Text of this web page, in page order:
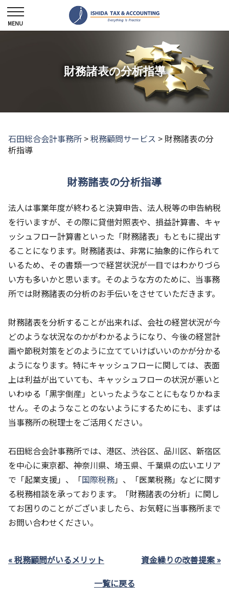
財務諸表の分析指導
石田総合会計事務所 >税務顧問サービス >財務諸表の分
析指導
財務諸表の分析指導
法人は事業年度が終わると決算申告、法人税等の申告納税
を行いますが、その際に貸借対照表や、損益計算書、キャ
ッシュフロー計算書といった「財務諸表」もともに提出す
ることになります。財務諸表は、非常に抽象的に作られて
いるため、その書類一つで経営状況が一目ではわかりづら
い方も多いかと思います。そのような方のために、当事務
所では財務諸表の分析のお手伝いをさせていただきます。
財務諸表を分析することが出来れば、会社の経営状況が今
どのような状況なのかがわかるようになり、今後の経営計
画や節税対策をどのように立てていけばいいのかが分かる
ようになります。特にキャッシュフローに関しては、表面
上は利益が出ていても、キャッシュフローの状況が悪いと
いわゆる「黒字倒産」といったようなことにもなりかねま
せん。そのようなことのないようにするためにも、まずは
当事務所の税理士をご活用ください。
石田総合会計事務所では、港区、渋谷区、品川区、新宿区
を中心に東京都、神奈川県、埼玉県、千葉県の広いエリア
で「起業支援」、「国際税務」、「医業税務」などに関す
る税務相談を承っております。「財務諸表の分析」に関し
てお困りのことがございましたら、お気軽に当事務所まで
お問い合わせください。
« 税務顧問がいるメリット
資金繰りの改善提案 »
一覧に戻る